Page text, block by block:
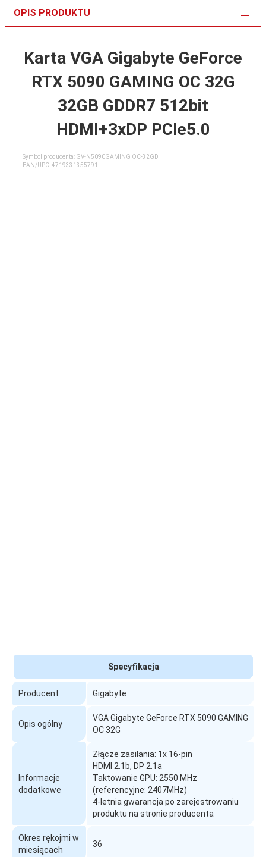
OPIS PRODUKTU
Karta VGA Gigabyte GeForce
RTX 5090 GAMING OC 32G
32GB GDDR7 512bit
HDMI+3xDP PCIe5.0
Symbol producenta: GV-N5090GAMING OC-32GD
EAN/UPC:4719331355791
Specyfikacja
Producent Gigabyte
Opis ogólny
VGA Gigabyte GeForce RTX 5090 GAMING
OC 32G
Informacje
dodatkowe
Złącze zasilania: 1x 16-pin
HDMI 2.1b, DP 2.1a
Taktowanie GPU: 2550 MHz
(referencyjne: 2407MHz)
4-letnia gwarancja po zarejestrowaniu
produktu na stronie producenta
Okres rękojmi w
miesiącach
36